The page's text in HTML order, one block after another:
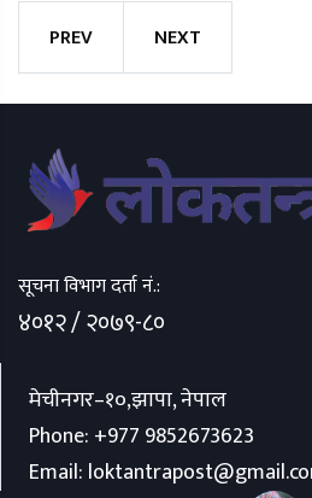
PREV NEXT
सूचना विभाग दर्ता नं.:
४०१२ / २०७९-८०
मेचीनगर–१०,झापा, नेपाल
Phone: +977 9852673623
Email: